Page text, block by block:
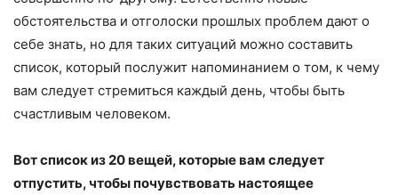
обстоятельства и отголоски прошлых проблем дают о
себе знать, но для таких ситуаций можно составить
список, который послужит напоминанием о том, к чему
вам следует стремиться каждый день, чтобы быть
счастливым человеком.
Вот список из 20 вещей, которые вам следует
отпустить, чтобы почувствовать настоящее